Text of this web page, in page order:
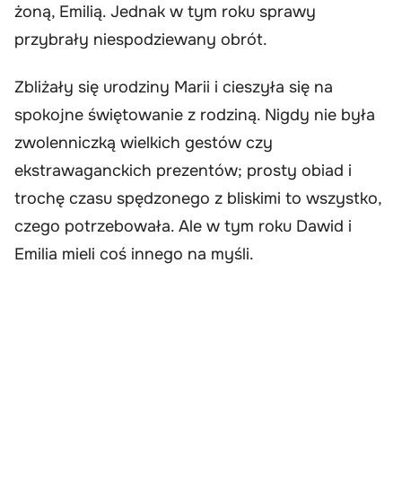
żoną, Emilią. Jednak w tym roku sprawy
przybrały niespodziewany obrót.
Zbliżały się urodziny Marii i cieszyła się na
spokojne świętowanie z rodziną. Nigdy nie była
zwolenniczką wielkich gestów czy
ekstrawaganckich prezentów; prosty obiad i
trochę czasu spędzonego z bliskimi to wszystko,
czego potrzebowała. Ale w tym roku Dawid i
Emilia mieli coś innego na myśli.